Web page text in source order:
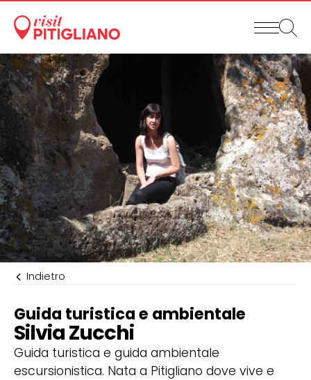
Indietro
Guida turistica e ambientale
Silvia Zucchi
Guida turistica e guida ambientale
escursionistica. Nata a Pitigliano dove vive e